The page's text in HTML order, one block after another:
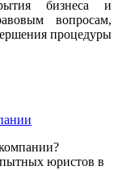
бизнеса и
вопросам,
процедуры
юристов в